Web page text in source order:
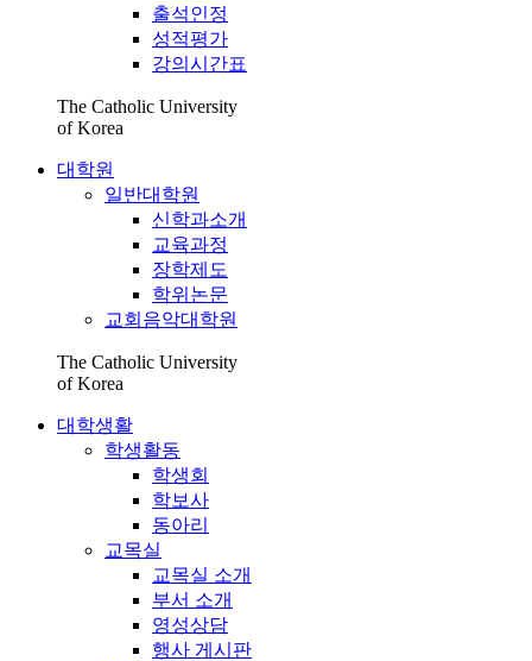
출석인정
성적평가
강의시간표
The Catholic University
of Korea
대학원
일반대학원
신학과소개
교육과정
장학제도
학위논문
교회음악대학원
The Catholic University
of Korea
대학생활
학생활동
학생회
학보사
동아리
교목실
교목실 소개
부서 소개
영성상담
행사 게시판